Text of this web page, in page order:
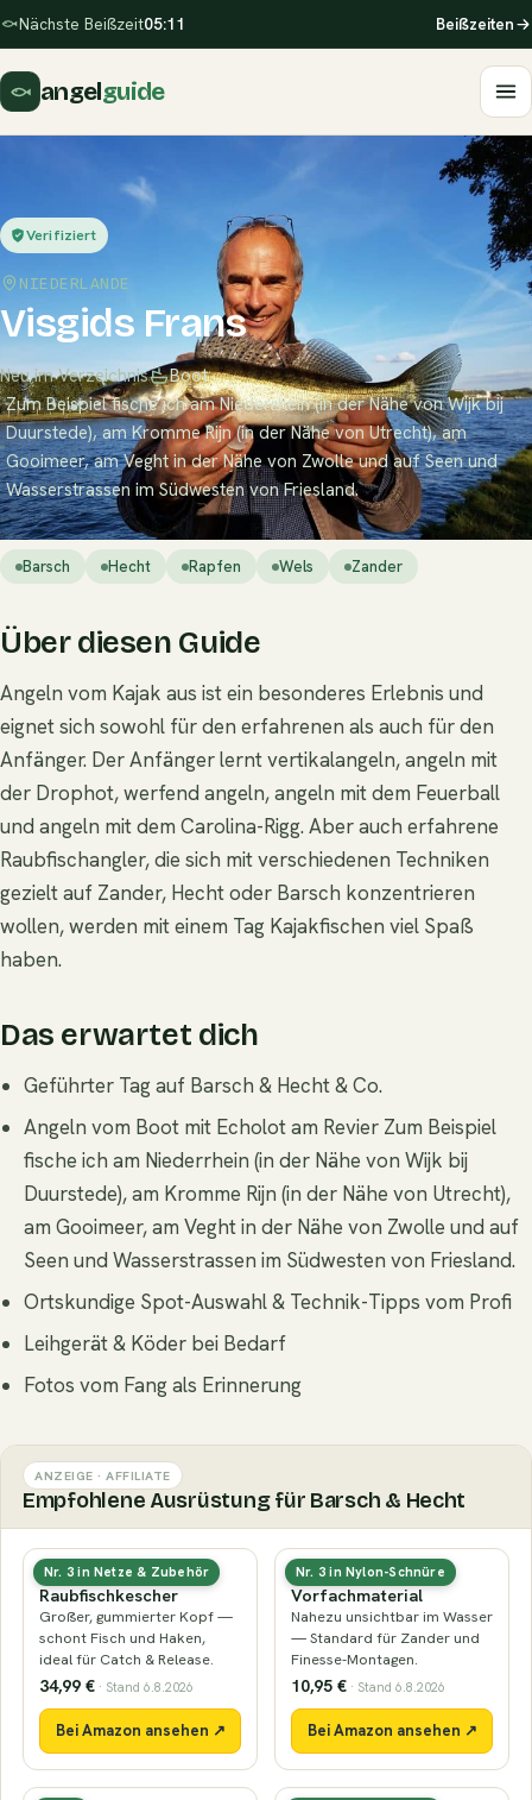
Nächste Beißzeit05:11 Beißzeiten
angelguide
Verifiziert
NIEDERLANDE
Visgids Frans
Neu im Verzeichnis
Boot
Zum Beispiel fische ich am Niederrhein (in der Nähe von Wijk bij
Duurstede), am Kromme Rijn (in der Nähe von Utrecht), am
Gooimeer, am Veght in der Nähe von Zwolle und auf Seen und
Wasserstrassen im Südwesten von Friesland.
Barsch Hecht Rapfen Wels Zander
Über diesen Guide
Angeln vom Kajak aus ist ein besonderes Erlebnis und
eignet sich sowohl für den erfahrenen als auch für den
Anfänger. Der Anfänger lernt vertikalangeln, angeln mit
der Drophot, werfend angeln, angeln mit dem Feuerball
und angeln mit dem Carolina-Rigg. Aber auch erfahrene
Raubfischangler, die sich mit verschiedenen Techniken
gezielt auf Zander, Hecht oder Barsch konzentrieren
wollen, werden mit einem Tag Kajakfischen viel Spaß
haben.
Das erwartet dich
Geführter Tag auf Barsch & Hecht & Co.
Angeln vom Boot mit Echolot am Revier Zum Beispiel
fische ich am Niederrhein (in der Nähe von Wijk bij
Duurstede), am Kromme Rijn (in der Nähe von Utrecht),
am Gooimeer, am Veght in der Nähe von Zwolle und auf
Seen und Wasserstrassen im Südwesten von Friesland.
Ortskundige Spot-Auswahl & Technik-Tipps vom Profi
Leihgerät & Köder bei Bedarf
Fotos vom Fang als Erinnerung
ANZEIGE · AFFILIATE
Empfohlene Ausrüstung für Barsch & Hecht
Nr. 3 in Netze & Zubehör
Gummierter
Raubfischkescher
Großer, gummierter Kopf —
schont Fisch und Haken,
ideal für Catch & Release.
34,99 € · Stand 6.8.2026
Bei Amazon ansehen ↗
Nr. 3 in Nylon-Schnüre
Fluorocarbon-
Vorfachmaterial
Nahezu unsichtbar im Wasser
— Standard für Zander und
Finesse-Montagen.
10,95 € · Stand 6.8.2026
Bei Amazon ansehen ↗